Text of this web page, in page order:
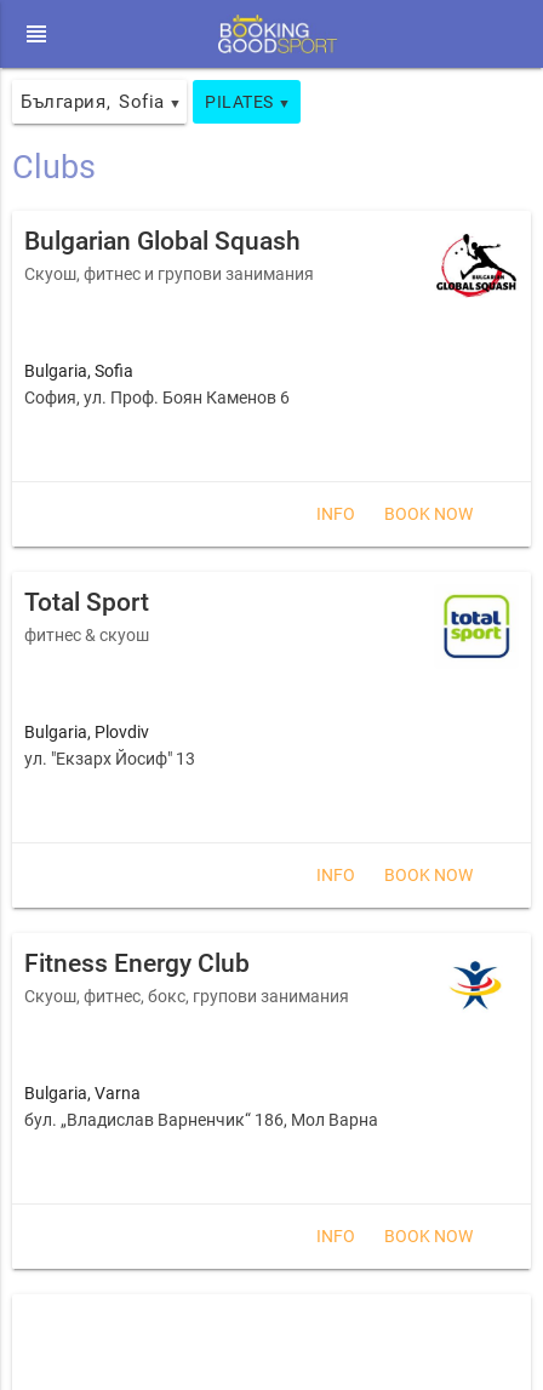
view_headline
България, Sofia ▼ PILATES ▼
Clubs
Bulgarian Global Squash
Скуош, фитнес и групови занимания
Bulgaria, Sofia
София, ул. Проф. Боян Каменов 6
INFO BOOK NOW
Total Sport
фитнес & скуош
Bulgaria, Plovdiv
ул. "Екзарх Йосиф" 13
INFO BOOK NOW
Fitness Energy Club
Скуош, фитнес, бокс, групови занимания
Bulgaria, Varna
бул. „Владислав Варненчик“ 186, Мол Варна
INFO BOOK NOW